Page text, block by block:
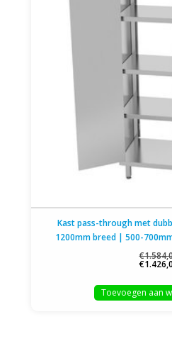
Kast pass-through met
1200mm breed | 500-
Toevoegen aan